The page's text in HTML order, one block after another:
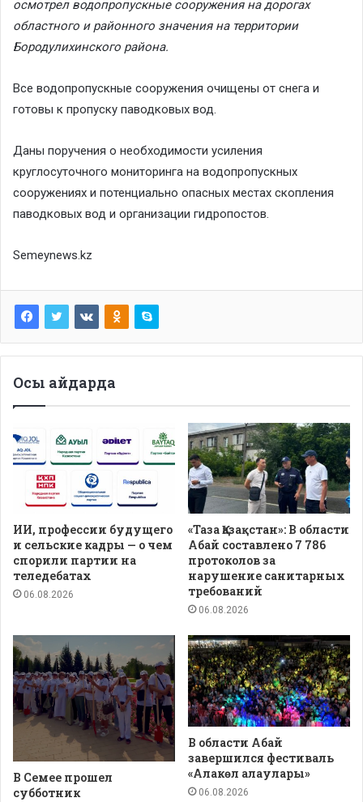
осмотрел водопропускные сооружения на дорогах
областного и районного значения на территории
Бородулихинского района.
Все водопропускные сооружения очищены от снега и
готовы к пропуску паводковых вод.
Даны поручения о необходимости усиления
круглосуточного мониторинга на водопропускных
сооружениях и потенциально опасных местах скопления
паводковых вод и организации гидропостов.
Semeynews.kz
Осы айдарда
ИИ, профессии будущего
и сельские кадры — о чем
спорили партии на
теледебатах
06.08.2026
«Таза Қазақстан»: В области
Абай составлено 7 786
протоколов за
нарушение санитарных
требований
06.08.2026
В Семее прошел
субботник
В области Абай
завершился фестиваль
«Алакөл алаулары»
06.08.2026